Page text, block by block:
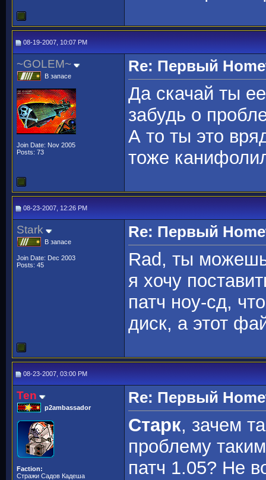
08-19-2007, 10:07 PM
~GOLEM~
В запасе
Join Date: Nov 2005
Posts: 73
Re: Первый
Да скачай ты
забудь о
А то ты это
тоже
08-23-2007, 12:26 PM
Stark
В запасе
Join Date: Dec 2003
Posts: 45
Re: Первый
Rad, ты
я хочу
патч ноу-сд,
диск, а этот
08-23-2007, 03:00 PM
Ten
p2ambassador
Faction:
Стражи Садов Кадеша
Re: Первый
Старк, зачем
проблему
патч 1.05? Не